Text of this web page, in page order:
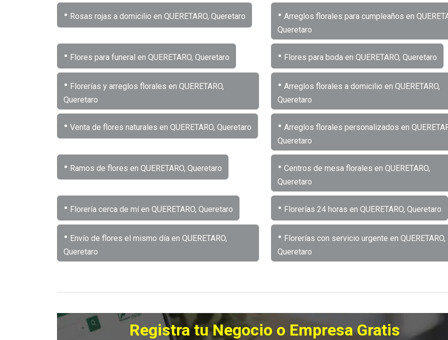
• Rosas rojas a domicilio en QUERETARO, Queretaro • Arreglos florales para cumpleaños en
Queretaro
• Flores para funeral en QUERETARO, Queretaro • Flores para boda en QUERETARO, Queretaro
• Florerías y arreglos florales en QUERETARO,
Queretaro
• Arreglos florales a domicilio en QUERETARO,
Queretaro
• Venta de flores naturales en QUERETARO, Queretaro • Arreglos florales personalizados en
Queretaro
• Ramos de flores en QUERETARO, Queretaro • Centros de mesa florales en QUERETARO,
Queretaro
• Florería cerca de mí en QUERETARO, Queretaro • Florerías 24 horas en QUERETARO, Queretaro
• Envío de flores el mismo día en QUERETARO,
Queretaro
• Florerías con servicio urgente en QUERETARO,
Queretaro
Registra tu Negocio o Empresa Gratis